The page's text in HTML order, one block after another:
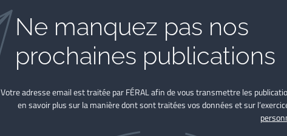
Ne manquez pas nos
prochaines publications
Votre adresse email est traitée par FÉRAL afin de vous transmettre les
en savoir plus sur la manière dont sont traitées vos données et sur